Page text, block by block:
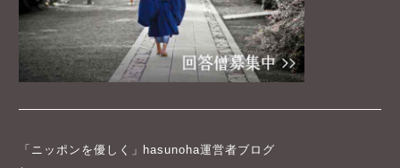
「ニッポンを優しく」hasunoha運営者ブログ